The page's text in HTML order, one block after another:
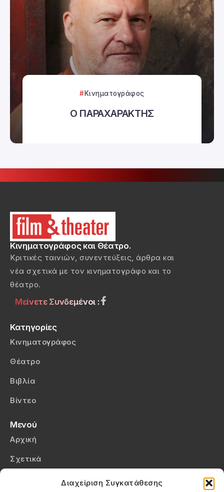
Διαχείριση Συγκατάθεσης
Κινηματογράφος
Ο ΠΑΡΑΧΑΡΑΚΤΗΣ
Κινηματογράφος και Θέατρο.
Κριτικές ταινιών, συνεντεύξεις, άρθρα και
νέα σχετικά με τον κινηματογράφο και το
θέατρο.
Μείνετε Συνδεμένοι :
Κατηγορίες
Κινηματογράφος
Θέατρο
Βιβλία
Βίντεο
Μενού
Αρχική
Σχετικά